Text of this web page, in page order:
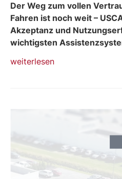
Der Weg zum vollen
Fahren ist noch weit –
Akzeptanz und
wichtigsten
„Pressemitteilung:
weiterlesen